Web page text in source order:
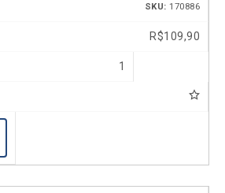
SKU: 170886
R$109,90
1